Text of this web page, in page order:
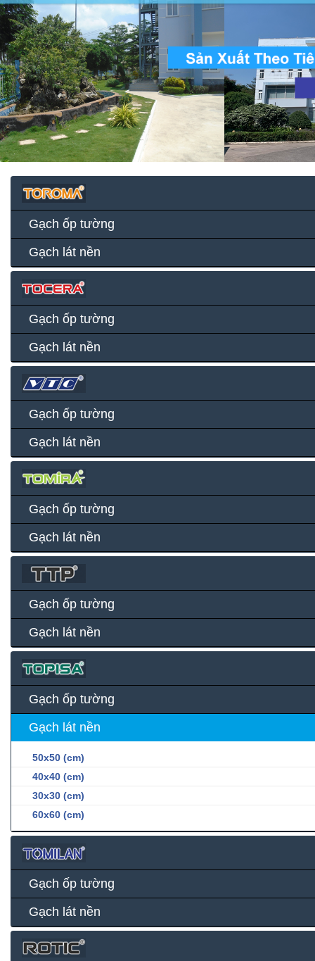
Gạch ốp tường
Gạch lát nền
Gạch ốp tường
Gạch lát nền
Gạch ốp tường
Gạch lát nền
Gạch ốp tường
Gạch lát nền
Gạch ốp tường
Gạch lát nền
Gạch ốp tường
Gạch lát nền
50x50 (cm)
40x40 (cm)
30x30 (cm)
60x60 (cm)
Gạch ốp tường
Gạch lát nền